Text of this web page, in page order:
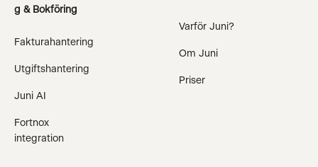
g & Bokföring
Fakturahantering
Utgiftshantering
Juni AI
Fortnox
integration
Varför Juni?
Om Juni
Priser